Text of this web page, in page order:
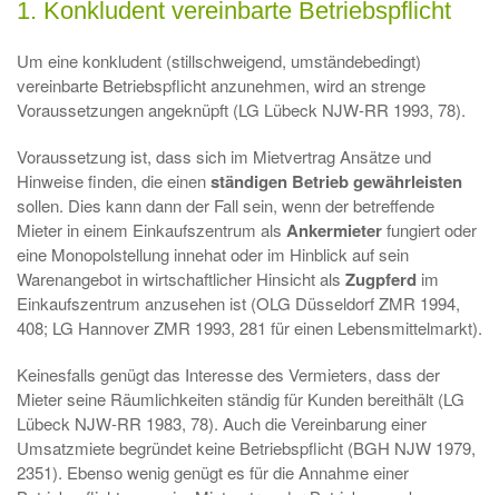
1. Konkludent vereinbarte Betriebspflicht
Um eine konkludent (stillschweigend, umständebedingt)
vereinbarte Betriebspflicht anzunehmen, wird an strenge
Voraussetzungen angeknüpft (LG Lübeck NJW-RR 1993, 78).
Voraussetzung ist, dass sich im Mietvertrag Ansätze und
Hinweise finden, die einenständigen Betrieb gewährleisten
sollen. Dies kann dann der Fall sein, wenn der betreffende
Mieter in einem Einkaufszentrum als Ankermieterfungiert oder
eine Monopolstellung innehat oder im Hinblick auf sein
Warenangebot in wirtschaftlicher Hinsicht als Zugpferd im
Einkaufszentrum anzusehen ist (OLG Düsseldorf ZMR 1994,
408; LG Hannover ZMR 1993, 281 für einen Lebensmittelmarkt).
Keinesfalls genügt das Interesse des Vermieters, dass der
Mieter seine Räumlichkeiten ständig für Kunden bereithält (LG
Lübeck NJW-RR 1983, 78). Auch die Vereinbarung einer
Umsatzmiete begründet keine Betriebspflicht (BGH NJW 1979,
2351). Ebenso wenig genügt es für die Annahme einer